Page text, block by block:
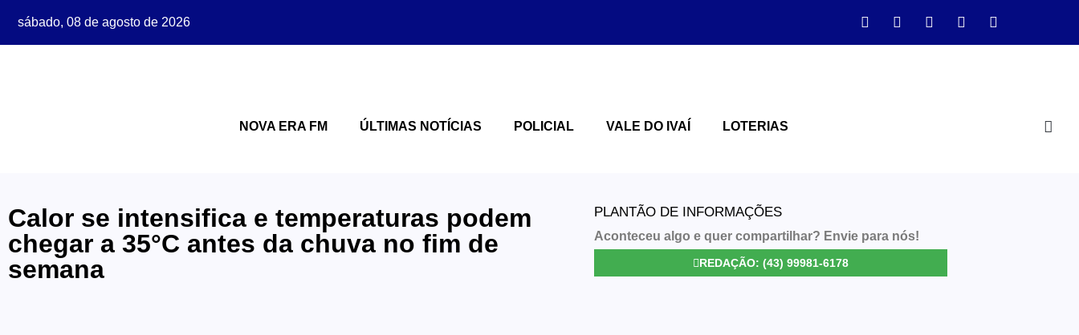
sábado, 08 de agosto de 2026
NOVA ERA FM ÚLTIMAS NOTÍCIAS POLICIAL VALE DO IVAÍ LOTERIAS
Calor se intensifica e temperaturas podem
chegar a 35°C antes da chuva no fim de
semana
PLANTÃO DE INFORMAÇÕES
Aconteceu algo e quer compartilhar? Envie para nós!
REDAÇÃO: (43) 99981-6178